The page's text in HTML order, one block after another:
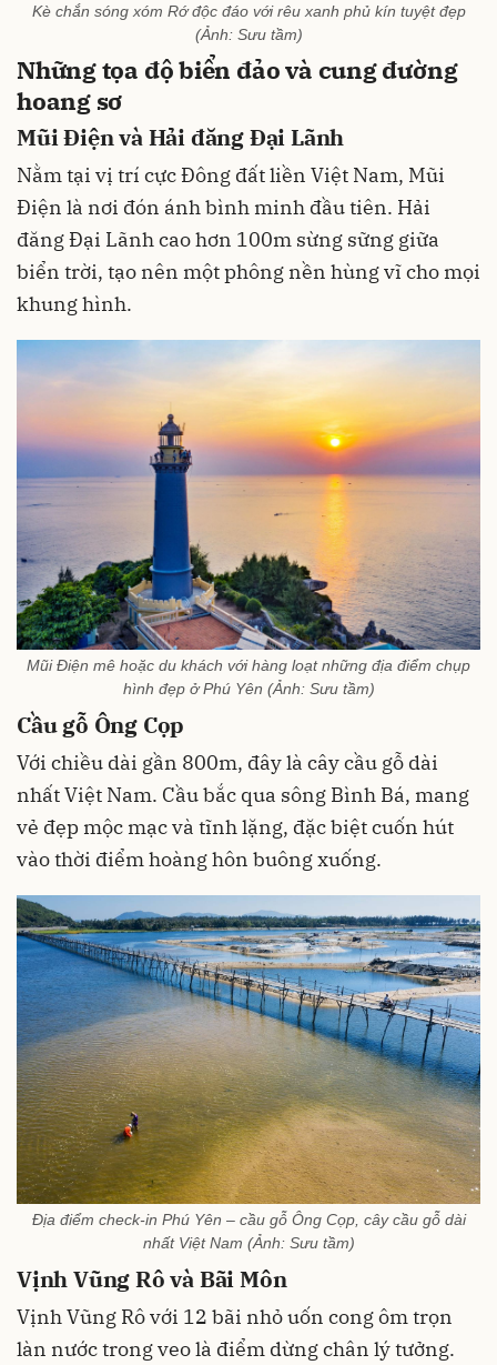
Kè chắn sóng xóm Rớ độc đáo với rêu xanh phủ kín tuyệt đẹp
(Ảnh: Sưu tầm)
Những tọa độ biển đảo và cung đường
hoang sơ
Mũi Điện và Hải đăng Đại Lãnh
Nằm tại vị trí cực Đông đất liền Việt Nam, Mũi
Điện là nơi đón ánh bình minh đầu tiên. Hải
đăng Đại Lãnh cao hơn 100m sừng sững giữa
biển trời, tạo nên một phông nền hùng vĩ cho mọi
khung hình.
Mũi Điện mê hoặc du khách với hàng loạt những địa điểm chụp
hình đẹp ở Phú Yên (Ảnh: Sưu tầm)
Cầu gỗ Ông Cọp
Với chiều dài gần 800m, đây là cây cầu gỗ dài
nhất Việt Nam. Cầu bắc qua sông Bình Bá, mang
vẻ đẹp mộc mạc và tĩnh lặng, đặc biệt cuốn hút
vào thời điểm hoàng hôn buông xuống.
Địa điểm check-in Phú Yên – cầu gỗ Ông Cọp, cây cầu gỗ dài
nhất Việt Nam (Ảnh: Sưu tầm)
Vịnh Vũng Rô và Bãi Môn
Vịnh Vũng Rô với 12 bãi nhỏ uốn cong ôm trọn
làn nước trong veo là điểm dừng chân lý tưởng.